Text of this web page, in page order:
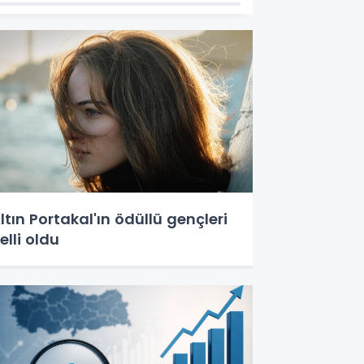
Portakal'ın ödüllü gençleri
oldu